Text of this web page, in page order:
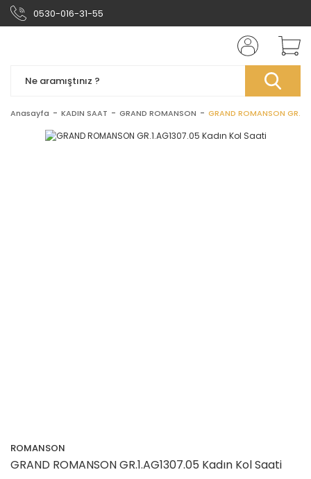
0530-016-31-55
Anasayfa KADIN SAAT GRAND ROMANSON GRAND ROMANSON
ROMANSON
GRAND ROMANSON GR.1.AG1307.05 Kadın Kol Saati